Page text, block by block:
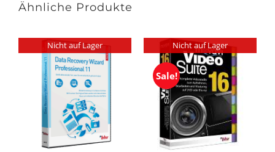
Ähnliche Produkte
Nicht auf Lager Nicht auf Lager
Sale!